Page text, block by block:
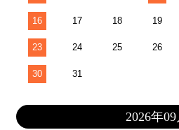
16 17 18 19
23 24 25 26
30 31
2026年09